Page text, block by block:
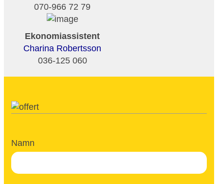
070-966 72 79
Ekonomiassistent
Charina Robertsson
036-125 060
Namn